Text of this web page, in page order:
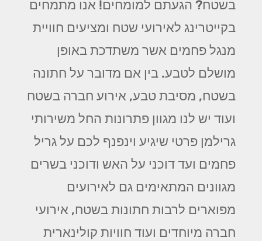
בשטח? הגעתם למומחים! אנו מתמחים
בקייטרינג לאירועי שטח ומציעים חוויית
מנגל פחמים אשר משתדכת באופן
מושלם לטבע. בין אם מדובר על חתונה
בשטח, מסיבת טבע, אירוע חברה בשטח
ועוד יש לנו מגוון פתרונות החל משירותי
גרילמן פרטי שיגיע וינפנף לכם על גריל
פחמים ועד דוכני על האש ודוכני בשרים
מגוונים המתאימים גם לאירועים
מפוארים לרבות חתונות בשטח, אירועי
חברה מיוחדים ועוד חוויות קולינארית